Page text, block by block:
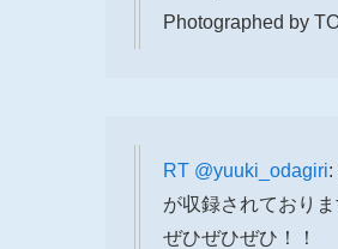
Photographed by
RT @yuuki_odagiri:
が収録されておりま
ぜひぜひぜひ！！